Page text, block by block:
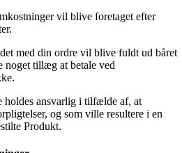
vil blive foretaget efter
med din ordre vil blive fuldt ud båret
noget tillæg at betale ved
holdes ansvarlig i tilfælde af, at
og som ville resultere i en
Produkt.